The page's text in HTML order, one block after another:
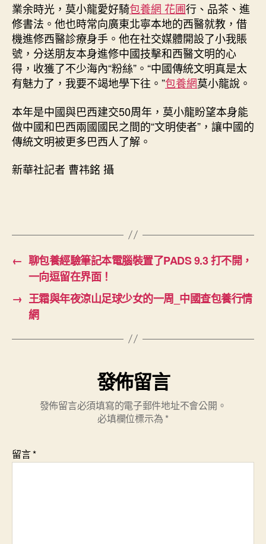
業余時光，莫小龍愛好騎包養網 花圃行、品茶、進
修書法。他也時常向廣東北寧本地的西醫就教，借
機進修西醫診療身手。他在社交媒體開設了小我賬
號，分送朋友本身進修中國技擊和西醫文明的心
得，收獲了不少海內“粉絲”。“中國傳統文明真是太
有魅力了，我要不竭地學下往。”包養網莫小龍說。
本年是中國與巴西建交50周年，莫小龍盼望本身能
做中國和巴西兩國國民之間的“文明使者”，讓中國的
傳統文明被更多巴西人了解。
新華社記者 曹祎銘 攝
← 聊包養經驗筆記本電腦裝置了PADS 9.3 打不開，
一向逗留在界面！
→ 王霜與年夜涼山足球少女的一周_中國查包養行情
網
發佈留言
發佈留言必須填寫的電子郵件地址不會公開。
必填欄位標示為 *
留言*